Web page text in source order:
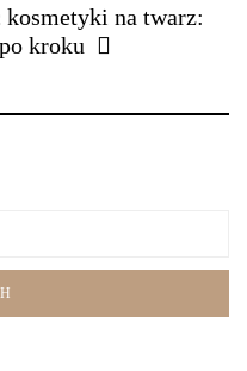
kosmetyki na twarz:
kroku